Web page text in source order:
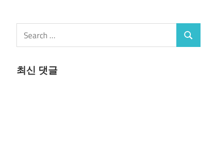
Search
for:
Search
최신 댓글